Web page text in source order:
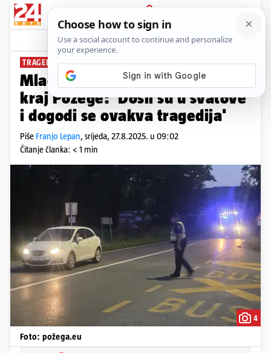
PRIJAVA
News Komentari
TRAGEDIJA U EMINOVCIMA
Mladić poginuo na motociklu
kraj Požege: 'Došli su u svatove
i dogodi se ovakva tragedija'
Piše Franjo Lepan, srijeda, 27.8.2025. u 09:02
Čitanje članka: < 1 min
4
Foto: požega.eu